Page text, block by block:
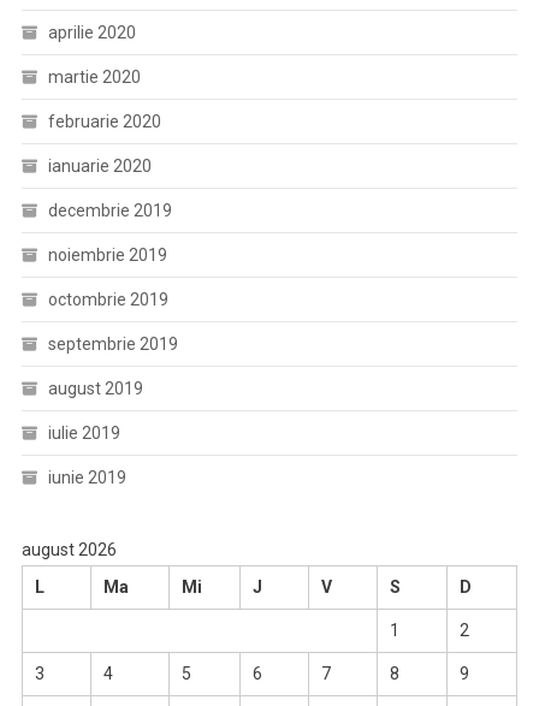
aprilie 2020
martie 2020
februarie 2020
ianuarie 2020
decembrie 2019
noiembrie 2019
octombrie 2019
septembrie 2019
august 2019
iulie 2019
iunie 2019
august 2026
L
Ma Mi J V S D
1 2
3 4 5 6 7 8 9